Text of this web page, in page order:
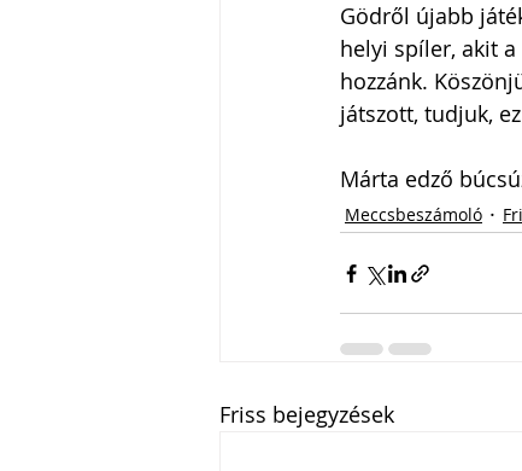
Gödről újabb
helyi spíler, akit
hozzánk.
játszott, tudjuk,
Márta edző
Meccsbeszámoló
Friss bejegyzések